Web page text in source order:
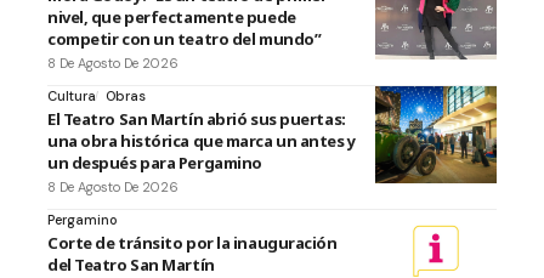
nivel, que perfectamente puede
competir con un teatro del mundo”
8 De Agosto De 2026
Cultura Obras
El Teatro San Martín abrió sus puertas:
una obra histórica que marca un antes y
un después para Pergamino
8 De Agosto De 2026
Pergamino
Corte de tránsito por la inauguración
del Teatro San Martín